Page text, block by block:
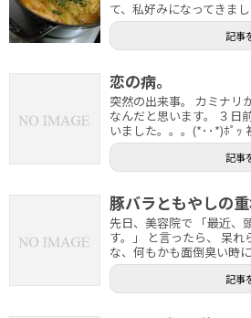
て、私好みになってきま
記事
恋の病。
突然の出来事。 カミナリ
なんだと思います。 ３日
いました。。。(*･･*)ﾎﾟｯ
記事
豚バラともやしの重
先日、美容院で 「最近、
す。」 と言ったら、 呆
な、何もかも面倒臭い時
記事